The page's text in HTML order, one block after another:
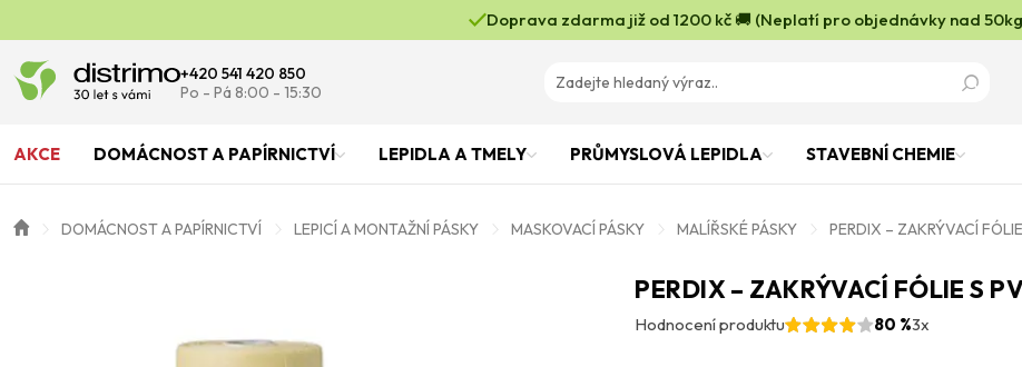
Doprava zdarma již od 1200 kč 🚚 (Neplatí pro objednávky nad
+420 541 420 850
Po - Pá 8:00 - 15:30
AKCE DOMÁCNOST A PAPÍRNICTVÍ LEPIDLA A TMELY PRŮMYSLOVÁ LEPIDLA STAVEBNÍ CHEMIE
DOMÁCNOST A PAPÍRNICTVÍ LEPICÍ A MONTAŽNÍ PÁSKY MASKOVACÍ PÁSKY MALÍŘSKÉ PÁSKY PERDIX – ZAKRÝVACÍ
PERDIX – ZAKRÝVACÍ FÓLIE S
Hodnocení produktu
80 %3x